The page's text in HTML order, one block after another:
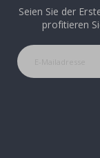
Seien Sie der
profitieren